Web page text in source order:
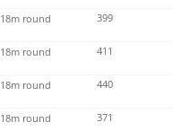
18m round 399
18m round 411
18m round 440
18m round 371